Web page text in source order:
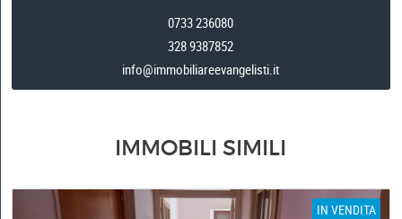
0733 236080
328 9387852
info@immobiliareevangelisti.it
IMMOBILI SIMILI
IN VENDITA